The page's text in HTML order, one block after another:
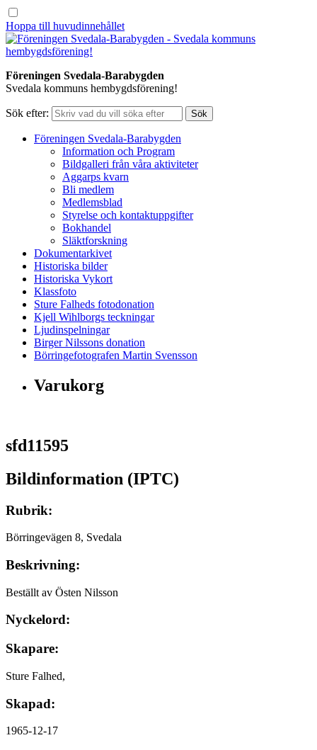
Hoppa till huvudinnehållet
Föreningen Svedala-Barabygden
Svedala kommuns hembygdsförening!
Sök efter:
Föreningen Svedala-Barabygden
Information och Program
Bildgalleri från våra aktiviteter
Aggarps kvarn
Bli medlem
Medlemsblad
Styrelse och kontaktuppgifter
Bokhandel
Släktforskning
Dokumentarkivet
Historiska bilder
Historiska Vykort
Klassfoto
Sture Falheds fotodonation
Kjell Wihlborgs teckningar
Ljudinspelningar
Birger Nilssons donation
Börringefotografen Martin Svensson
Varukorg
sfd11595
Bildinformation (IPTC)
Rubrik:
Börringevägen 8, Svedala
Beskrivning:
Beställt av Östen Nilsson
Nyckelord:
Skapare:
Sture Falhed,
Skapad:
1965-12-17